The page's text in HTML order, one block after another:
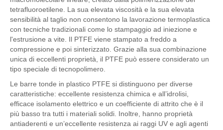
tetrafluoroetilene. La sua elevata viscosità e la sua elevata
sensibilità al taglio non consentono la lavorazione termoplastica
con tecniche tradizionali come lo stampaggio ad iniezione e
l'estrusione a vite. Il PTFE viene stampato a freddo a
compressione e poi sinterizzato. Grazie alla sua combinazione
unica di eccellenti proprietà, il PTFE può essere considerato un
tipo speciale di tecnopolimero.
Le barre tonde in plastico PTFE si distinguono per diverse
caratteristiche: eccellente resistenza chimica e all’idrolisi,
efficace isolamento elettrico e un coefficiente di attrito che è il
più basso tra tutti i materiali solidi. Inoltre, hanno proprietà
antiaderenti e un’eccellente resistenza ai raggi UV e agli agenti